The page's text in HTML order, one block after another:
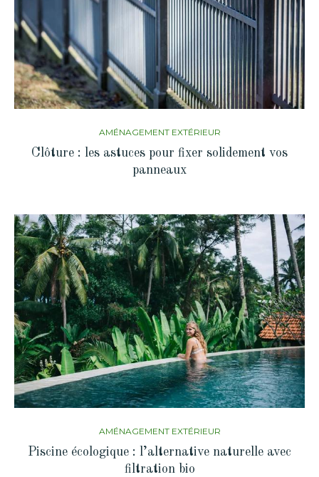
AMÉNAGEMENT EXTÉRIEUR
Clôture : les astuces pour fixer solidement vos
panneaux
AMÉNAGEMENT EXTÉRIEUR
Piscine écologique : l’alternative naturelle avec
filtration bio